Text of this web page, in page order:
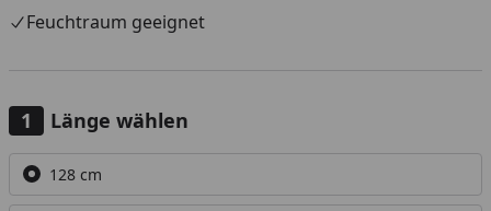
Feuchtraum geeignet
Länge wählen
Alle anzeigen (5)
128 cm